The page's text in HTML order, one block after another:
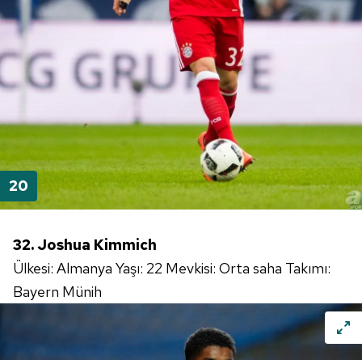
32. Joshua Kimmich
Ülkesi: Almanya Yaşı: 22 Mevkisi: Orta saha Takımı:
Bayern Münih